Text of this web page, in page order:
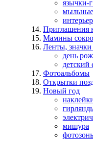
язычки-
Приглашения
Мамины
Ленты,
день
детский
Фотоальбомы
Открытки
Новый год
мишура